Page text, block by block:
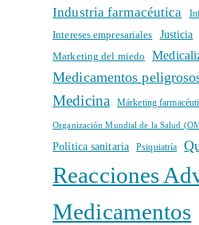
Industria farmacéutica
Intereses empresariales Justicia
Marketing del miedo
Medicamentos
Medicina Márketing
Organización Mundial de la Salud
Política sanitaria Psiquiatría
Reacciones
Medicamentos